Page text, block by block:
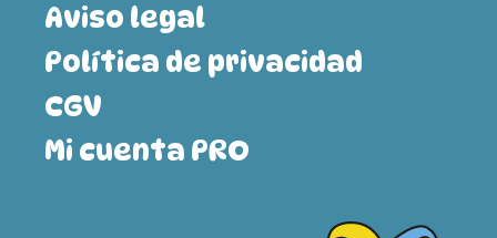
Aviso legal
Política de privacidad
CGV
Mi cuenta PRO